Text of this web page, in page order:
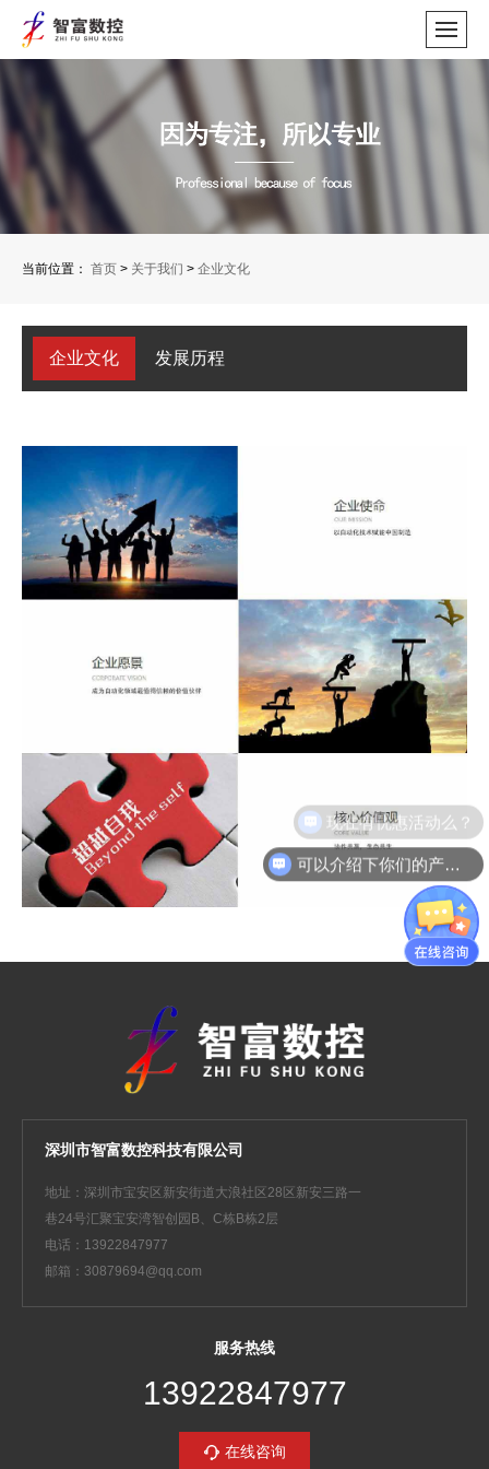
当前位置： 首页 > 关于我们 > 企业文化
企业文化 发展历程
深圳市智富数控科技有限公司
地址：深圳市宝安区新安街道大浪社区28区新安三路一
巷24号汇聚宝安湾智创园B、C栋B栋2层
电话：13922847977
邮箱：30879694@qq.com
服务热线
13922847977
在线咨询
可以介绍下你们的产品么？
现在有优惠活动么？